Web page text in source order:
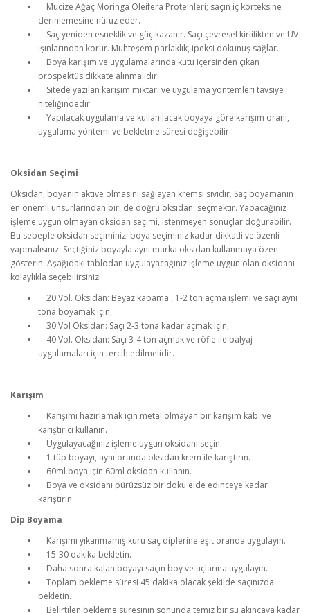
Mucize Ağaç Moringa Oleifera Proteinleri; saçın iç korteksine
derinlemesine nüfuz eder.
Saç yeniden esneklik ve güç kazanır. Saçı çevresel kirlilikten ve UV
ışınlarından korur. Muhteşem parlaklık, ipeksi dokunuş sağlar.
Boya karışım ve uygulamalarında kutu içersinden çıkan
prospektüs dikkate alınmalıdır.
Sitede yazılan karışım miktarı ve uygulama yöntemleri tavsiye
niteliğindedir.
Yapılacak uygulama ve kullanılacak boyaya göre karışım oranı,
uygulama yöntemi ve bekletme süresi değişebilir.
Oksidan Seçimi
Oksidan, boyanın aktive olmasını sağlayan kremsi sıvıdır. Saç boyamanın
en önemli unsurlarından biri de doğru oksidanı seçmektir. Yapacağınız
işleme uygun olmayan oksidan seçimi, istenmeyen sonuçlar doğurabilir.
Bu sebeple oksidan seçiminizi boya seçiminiz kadar dikkatli ve özenli
yapmalısınız. Seçtiğiniz boyayla aynı marka oksidan kullanmaya özen
gösterin. Aşağıdaki tablodan uygulayacağınız işleme uygun olan oksidanı
kolaylıkla seçebilirsiniz.
20 Vol. Oksidan: Beyaz kapama , 1-2 ton açma işlemi ve saçı aynı
tona boyamak için,
30 Vol Oksidan: Saçı 2-3 tona kadar açmak için,
40 Vol. Oksidan: Saçı 3-4 ton açmak ve röfle ile balyaj
uygulamaları için tercih edilmelidir.
Karışım
Karışımı hazırlamak için metal olmayan bir karışım kabı ve
karıştırıcı kullanın.
Uygulayacağınız işleme uygun oksidanı seçin.
1 tüp boyayı, aynı oranda oksidan krem ile karıştırın.
60ml boya için 60ml oksidan kullanın.
Boya ve oksidanı pürüzsüz bir doku elde edinceye kadar
karıştırın.
Dip Boyama
Karışımı yıkanmamış kuru saç diplerine eşit oranda uygulayın.
15-30 dakika bekletin.
Daha sonra kalan boyayı saçın boy ve uçlarına uygulayın.
Toplam bekleme süresi 45 dakika olacak şekilde saçınızda
bekletin.
Belirtilen bekleme süresinin sonunda temiz bir su akıncaya kadar